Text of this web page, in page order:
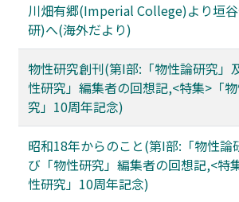
川畑有郷(Imperial College)より垣
研)へ(海外だより)
物性研究創刊(第I部:「物性論研究」
性研究」編集者の回想記,<特集>「
究」10周年記念)
昭和18年からのこと(第I部:「物性論
び「物性研究」編集者の回想記,<特
性研究」10周年記念)